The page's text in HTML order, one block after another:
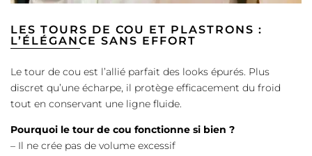
LES TOURS DE COU ET PLASTRONS :
L’ÉLÉGANCE SANS EFFORT
Le tour de cou est l’allié parfait des looks épurés. Plus
discret qu’une écharpe, il protège efficacement du froid
tout en conservant une ligne fluide.
Pourquoi le tour de cou fonctionne si bien ?
– Il ne crée pas de volume excessif